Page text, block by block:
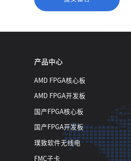
产品中心
AMD FPGA核心板
AMD FPGA开发板
国产FPGA核心板
国产FPGA开发板
璞致软件无线电
FMC子卡